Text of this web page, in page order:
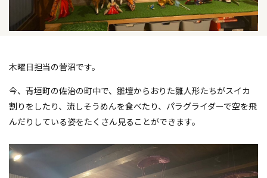
木曜日担当の菅沼です。
今、青垣町の佐治の町中で、雛壇からおりた雛人形たちがスイカ
割りをしたり、流しそうめんを食べたり、パラグライダーで空を飛
んだりしている姿をたくさん見ることができます。